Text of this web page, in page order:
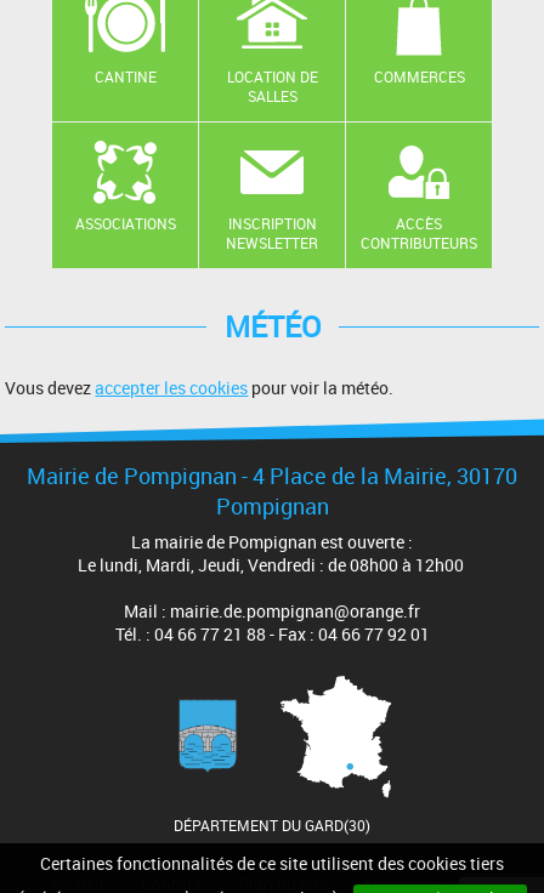
Certaines fonctionnalités de ce site utilisent des cookies tiers
CANTINE
LOCATION DE
SALLES
COMMERCES
ASSOCIATIONS
INSCRIPTION
NEWSLETTER
ACCÈS
CONTRIBUTEURS
MÉTÉO
Vous devezaccepter les cookies pour voir la météo.
Mairie de Pompignan - 4 Place de la Mairie, 30170
Pompignan
La mairie de Pompignan est ouverte :
Le lundi, Mardi, Jeudi, Vendredi : de 08h00 à 12h00
Mail : mairie.de.pompignan@orange.fr
Tél. : 04 66 77 21 88 - Fax : 04 66 77 92 01
DÉPARTEMENT DU GARD(30)
Mentions légales